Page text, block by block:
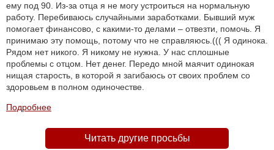
ему под 90. Из-за отца я не могу устроиться на нормальную
работу. Перебиваюсь случайными заработками. Бывший муж
помогает финансово, с какими-то делами – отвезти, помочь. Я
принимаю эту помощь, потому что не справляюсь.((( Я одинока.
Рядом нет никого. Я никому не нужна. У нас сплошные
проблемы с отцом. Нет денег. Передо мной маячит одинокая
нищая старость, в которой я загибаюсь от своих проблем со
здоровьем в полном одиночестве.
Подробнее
Читать другие просьбы